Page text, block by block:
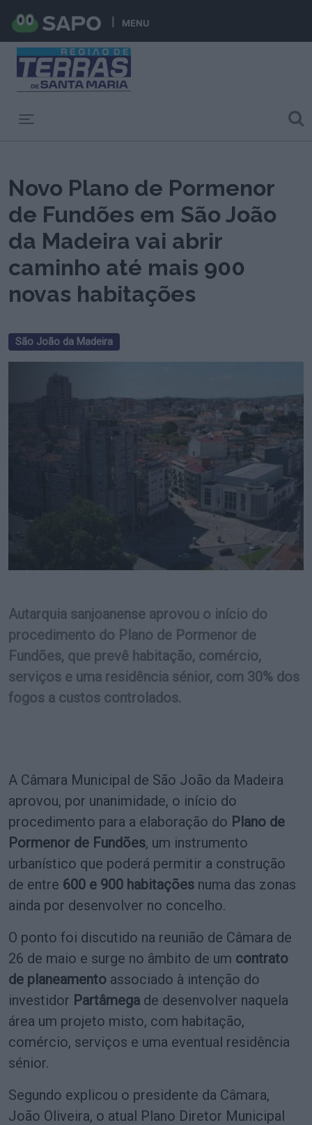
MENU
Novo Plano de Pormenor
de Fundões em São João
da Madeira vai abrir
caminho até mais 900
novas habitações
São João da Madeira
Autarquia sanjoanense aprovou o início do
procedimento do Plano de Pormenor de
Fundões, que prevê habitação, comércio,
serviços e uma residência sénior, com 30% dos
fogos a custos controlados.
A Câmara Municipal de São João da Madeira
aprovou, por unanimidade, o início do
procedimento para a elaboração do Plano de
Pormenor de Fundões, um instrumento
urbanístico que poderá permitir a construção
de entre 600 e 900 habitações numa das zonas
ainda por desenvolver no concelho.
O ponto foi discutido na reunião de Câmara de
26 de maio e surge no âmbito de um contrato
de planeamento associado à intenção do
investidor Partâmega de desenvolver naquela
área um projeto misto, com habitação,
comércio, serviços e uma eventual residência
sénior.
Segundo explicou o presidente da Câmara,
João Oliveira, o atual Plano Diretor Municipal